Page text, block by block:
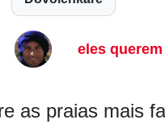
eles
as praias mais